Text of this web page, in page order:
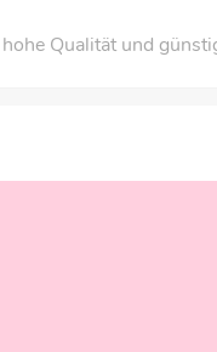
Qualität und